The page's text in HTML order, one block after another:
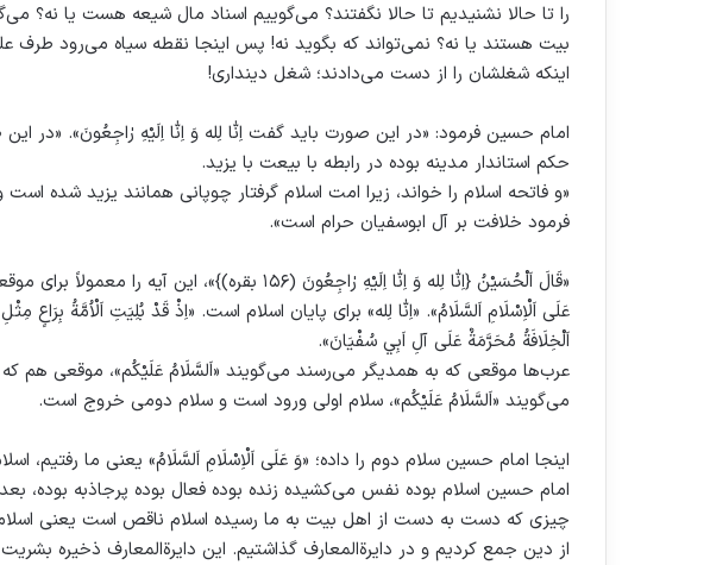
را تا حالا نشنیدیم تا حالا نگفتند؟ می‌گوییم اسناد مال شیعه هست یا نه؟
بیت هستند یا نه؟ نمی‌تواند که بگوید نه! پس اینجا نقطه سیاه می‌رود طرف
اینکه شغلشان را از دست می‌دادند؛ شغل دینداری!
امام حسین فرمود: «در این صورت باید گفت اِنّٰا لِله وَ اِنّٰا اِلَيْهِ رٰاجِعُونَ». «در
حکم استاندار مدینه بوده در رابطه با بیعت با یزید.
«و فاتحه اسلام را خواند، زیرا امت اسلام گرفتار چوپانی همانند یزید شده
فرمود خلافت بر آل ابوسفیان حرام است».
«قَالَ اَلْحُسَيْنُ {اِنّٰا لِله وَ اِنّٰا اِلَيْهِ رٰاجِعُونَ (۱۵۶
عَلَى اَلْاِسْلَامِ اَلسَّلَامُ». «اِنّٰا لِله» برای پایان اسلام است. «اِذْ قَدْ بُلِيَتِ اَلْاُمَّةُ
اَلْخِلَافَةُ مُحَرَّمَةٌ عَلَى آلِ اَبِي سُفْيَانَ».
عرب‌ها موقعی که به همدیگر می‌رسند می‌گویند «اَلسَّلَامُ عَلَیْکُم»، موقعی هم
می‌گویند «اَلسَّلَامُ عَلَیْکُم»، سلام اولی ورود است و سلام دومی خروج است.
اینجا امام حسین سلام دوم را داده؛ «وَ عَلَى اَلْاِسْلَامِ اَلسَّلَامُ» یعنی ما رفتیم،
امام حسین اسلام بوده نفس می‌کشیده زنده بوده فعال بوده پرجاذبه بوده، بعد
چیزی که دست به دست از اهل بیت به ما رسیده اسلام ناقص است یعنی
از دین جمع کردیم و در دایرةالمعارف گذاشتیم. این دایرةالمعارف ذخیره